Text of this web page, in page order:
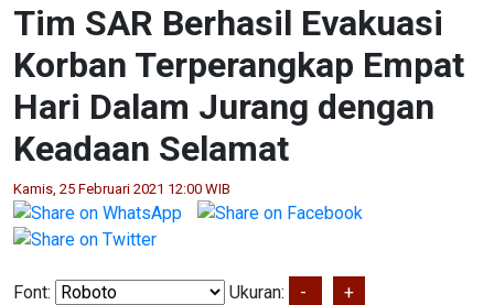
Tim SAR Berhasil Evakuasi
Korban Terperangkap Empat
Hari Dalam Jurang dengan
Keadaan Selamat
Kamis, 25 Februari 2021 12:00 WIB
Font: Ukuran: - +